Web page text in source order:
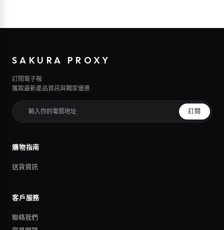
SAKURA PROXY
訂閱電子報
獲取最新產品資訊與獨家優惠
訂閱
購物指南
送貨資訊
客戶服務
聯絡我們